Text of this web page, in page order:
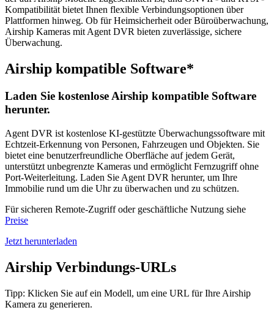
Kompatibilität bietet Ihnen flexible Verbindungsoptionen über
Plattformen hinweg. Ob für Heimsicherheit oder Büroüberwachung,
Airship Kameras mit Agent DVR bieten zuverlässige, sichere
Überwachung.
Airship kompatible Software*
Laden Sie kostenlose Airship kompatible Software
herunter.
Agent DVR ist kostenlose KI-gestützte Überwachungssoftware mit
Echtzeit-Erkennung von Personen, Fahrzeugen und Objekten. Sie
bietet eine benutzerfreundliche Oberfläche auf jedem Gerät,
unterstützt unbegrenzte Kameras und ermöglicht Fernzugriff ohne
Port-Weiterleitung. Laden Sie Agent DVR herunter, um Ihre
Immobilie rund um die Uhr zu überwachen und zu schützen.
Für sicheren Remote-Zugriff oder geschäftliche Nutzung siehe
Preise
Jetzt herunterladen
Airship Verbindungs-URLs
Tipp: Klicken Sie auf ein Modell, um eine URL für Ihre Airship
Kamera zu generieren.